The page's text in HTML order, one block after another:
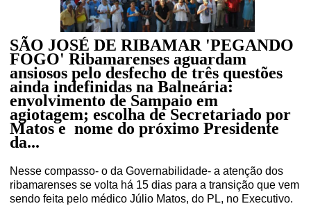
SÃO JOSÉ DE RIBAMAR 'PEGANDO
FOGO' Ribamarenses aguardam
ansiosos pelo desfecho de três questões
ainda indefinidas na Balneária:
envolvimento de Sampaio em
agiotagem; escolha de Secretariado por
Matos e nome do próximo Presidente
da...
Nesse compasso- o da Governabilidade- a atenção dos
ribamarenses se volta há 15 dias para a transição que vem
sendo feita pelo médico Júlio Matos, do PL, no Executivo.